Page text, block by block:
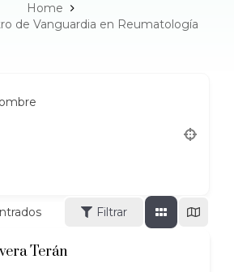
Home
de Vanguardia en Reumatología
Filtrar
Terán